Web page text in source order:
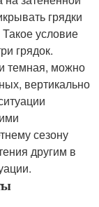
грядки
условие
грядок.
темная, можно
вертикально
сезону
другим в